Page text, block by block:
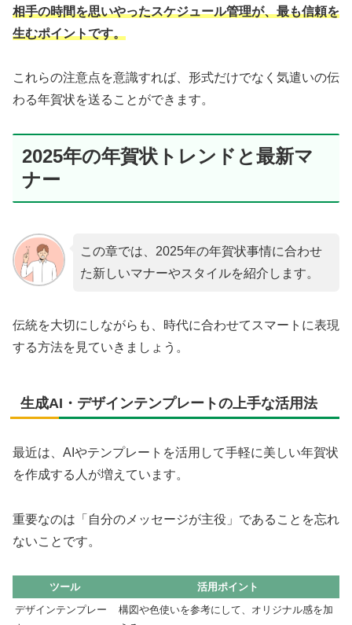
相手の時間を思いやったスケジュール管理が、最も信頼を
生むポイントです。
これらの注意点を意識すれば、形式だけでなく気遣いの伝
わる年賀状を送ることができます。
2025年の年賀状トレンドと最新マ
ナー
この章では、2025年の年賀状事情に合わせ
た新しいマナーやスタイルを紹介します。
伝統を大切にしながらも、時代に合わせてスマートに表現
する方法を見ていきましょう。
生成AI・デザインテンプレートの上手な活用法
最近は、AIやテンプレートを活用して手軽に美しい年賀状
を作成する人が増えています。
重要なのは「自分のメッセージが主役」であることを忘れ
ないことです。
ツール
活用ポイント
デザインテンプレー
構図や色使いを参考にして、オリジナル感を加